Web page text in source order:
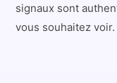
signaux sont
vous souhaitez voir.